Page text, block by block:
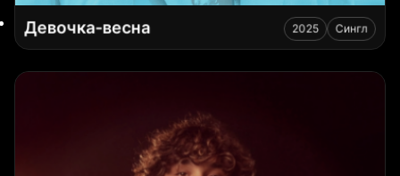
Девочка-весна 2025 Сингл